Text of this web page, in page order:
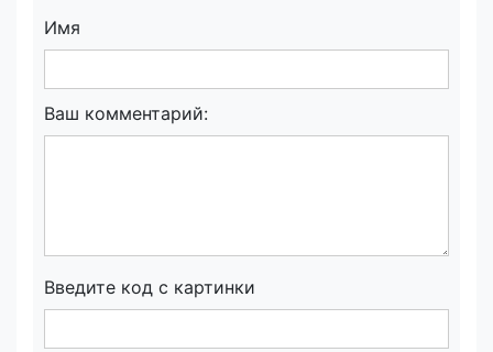
Имя
Ваш комментарий:
Введите код с картинки